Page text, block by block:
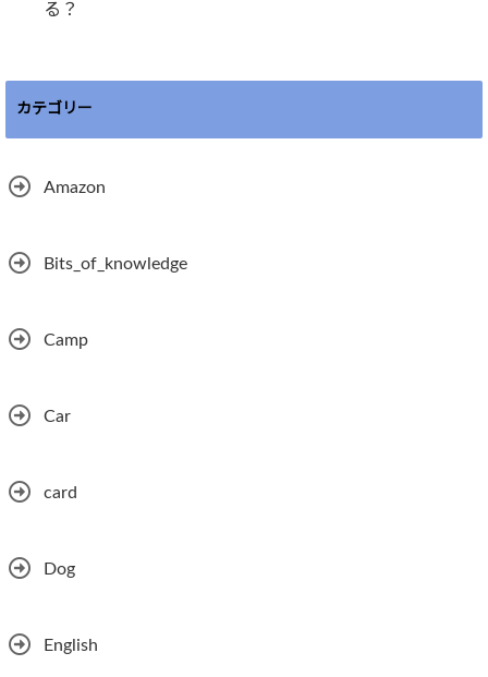
る？
カテゴリー
Amazon
Bits_of_knowledge
Camp
Car
card
Dog
English